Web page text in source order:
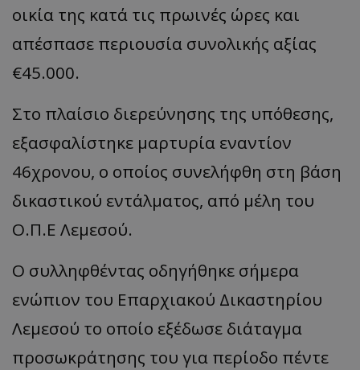
οικία της κατά τις πρωινές ώρες και
απέσπασε περιουσία συνολικής αξίας
€45.000.
Στο πλαίσιο διερεύνησης της υπόθεσης,
εξασφαλίστηκε μαρτυρία εναντίον
46χρονου, ο οποίος συνελήφθη στη βάση
δικαστικού εντάλματος, από μέλη του
Ο.Π.Ε Λεμεσού.
Ο συλληφθέντας οδηγήθηκε σήμερα
ενώπιον του Επαρχιακού Δικαστηρίου
Λεμεσού το οποίο εξέδωσε διάταγμα
προσωκράτησης του για περίοδο πέντε